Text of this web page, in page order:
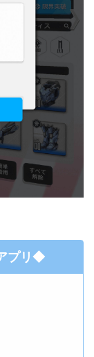
プリ◆